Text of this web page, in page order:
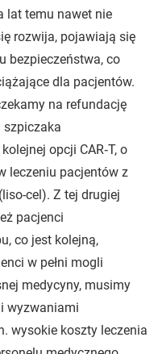
lat temu nawet nie
rozwija, pojawiają się
bezpieczeństwa, co
dla pacjentów.
na refundację
szpiczaka
opcji CAR‑T, o
leczeniu pacjentów z
cel). Z tej drugiej
pacjenci
co jest kolejną,
w pełni mogli
medycyny, musimy
wyzwaniami
wysokie koszty leczenia